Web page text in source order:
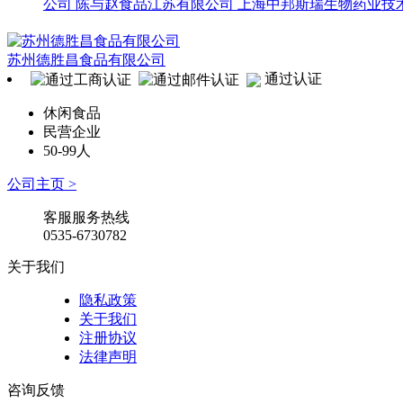
公司 陈与赵食品江苏有限公司 上海中邦斯瑞生物药业技
苏州德胜昌食品有限公司
通过认证
休闲食品
民营企业
50-99人
公司主页 >
客服服务热线
0535-6730782
关于我们
隐私政策
关于我们
注册协议
法律声明
咨询反馈